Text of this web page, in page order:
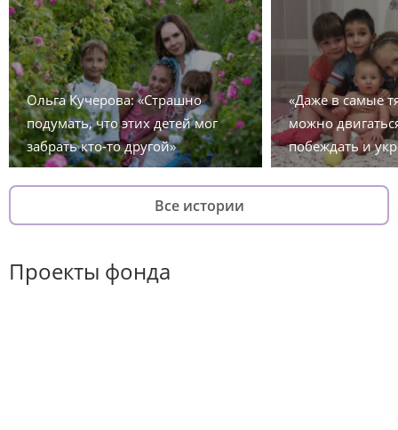
Ольга Кучерова: «Страшно
подумать, что этих детей мог
забрать кто-то другой»
«Даже в самые
можно
побеждать и
Все истории
Проекты фонда